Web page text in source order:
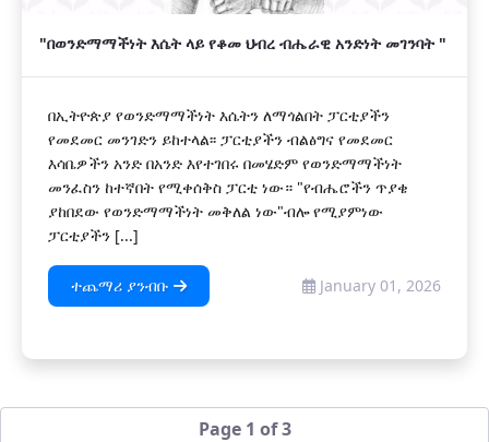
"በወንድማማችነት እሴት ላይ የቆመ ህብረ ብሔራዊ አንድነት መገንባት "
በኢትዮጵያ የወንድማማችነት እሴትን ለማጎልበት ፓርቲያችን
የመደመር መንገድን ይከተላል፡፡ ፓርቲያችን ብልፅግና የመደመር
እሳቤዎችን አንድ በአንድ እየተገበሩ በመሄድም የወንድማማችነት
መንፈስን ከተኛበት የሚቀሰቅስ ፓርቲ ነው። "የብሔሮችን ጥያቄ
ያከበደው የወንድማማችነት መቅለል ነው"ብሎ የሚያምነው
ፓርቲያችን [...]
ተጨማሪ ያንብቡ January 01, 2026
Page 1 of 3